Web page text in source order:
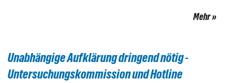
Mehr
Unabhängige Aufklärung dringend nötig -
Untersuchungskommission und Hotline